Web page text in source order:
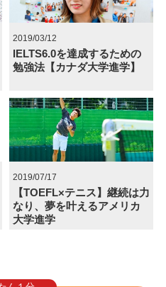
2019/03/12
IELTS6.0を達成するための
勉強法【カナダ大学進学】
2019/07/17
【TOEFL×テニス】継続は力
なり、夢を叶えるアメリカ
大学進学